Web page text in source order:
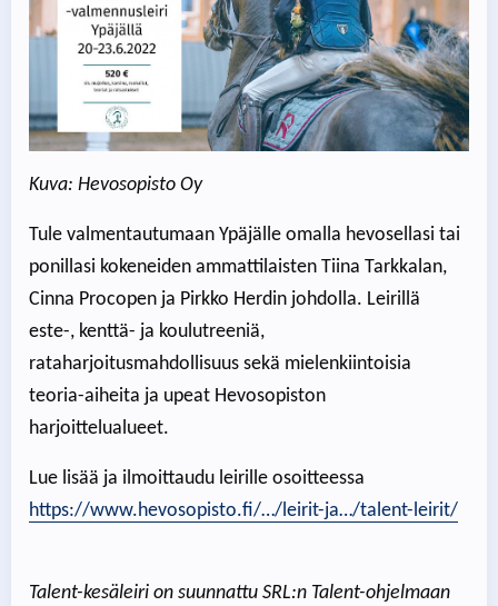
Kuva: Hevosopisto Oy
Tule valmentautumaan Ypäjälle omalla hevosellasi tai
ponillasi kokeneiden ammattilaisten Tiina Tarkkalan,
Cinna Procopen ja Pirkko Herdin johdolla. Leirillä
este-, kenttä- ja koulutreeniä,
rataharjoitusmahdollisuus sekä mielenkiintoisia
teoria-aiheita ja upeat Hevosopiston
harjoittelualueet.
Lue lisää ja ilmoittaudu leirille osoitteessa
https://www.hevosopisto.fi/…/leirit-ja…/talent-leirit/
Talent-kesäleiri on suunnattu SRL:n Talent-ohjelmaan